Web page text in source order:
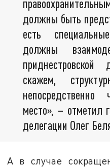
должны быть
есть
должны
скажем,
место», – отметил
делегации Олег
А в случае